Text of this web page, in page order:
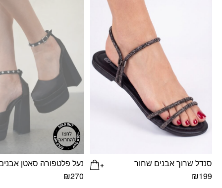
סנדל שרוך אבנים שחור
₪199
נעל פלטפורה סאטן
₪270